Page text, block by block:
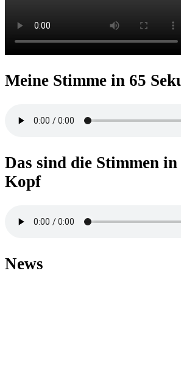
Meine Stimme in 65
Das sind die Stimmen in
Kopf
News